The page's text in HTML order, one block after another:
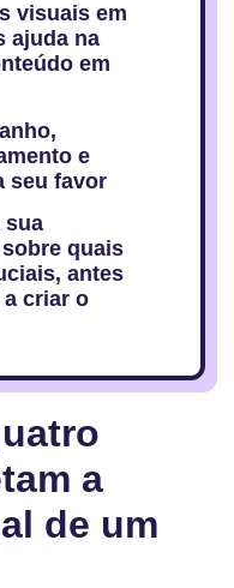
visuais em
ajuda na
em
e
seu favor
sua
quais
antes
a criar o
a
de um